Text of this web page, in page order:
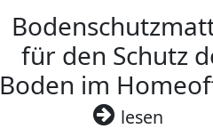
für den Schutz
Boden im
lesen